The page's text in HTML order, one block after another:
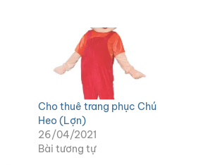
Cho thuê trang phục Chú
Heo (Lợn)
26/04/2021
Bài tương tự